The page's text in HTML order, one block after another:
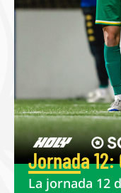
Jornada
La jornada 12